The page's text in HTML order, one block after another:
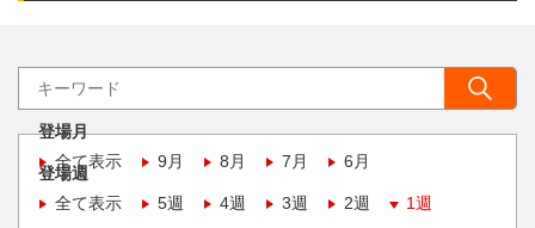
登場月
全て表示
9月 8月 7月 6月
登場週
全て表示
5週 4週 3週 2週 1週